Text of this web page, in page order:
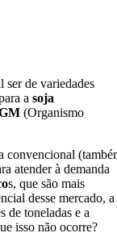
ser de variedades
a soja
(Organismo
convencional
atender à demanda
s, que são mais
desse mercado, a
de toneladas e a
isso não ocorre?